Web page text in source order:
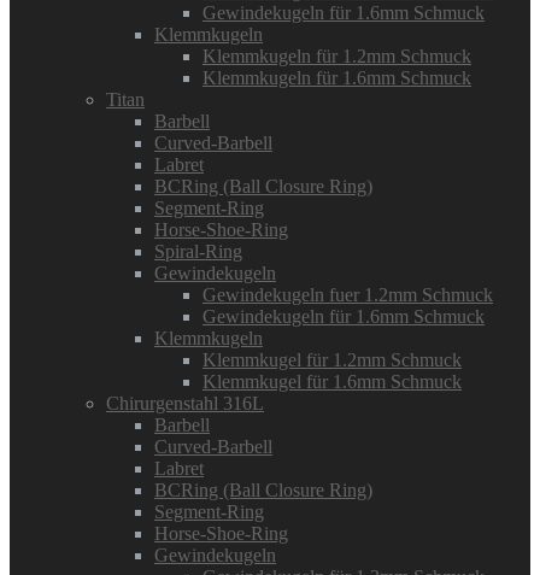
Gewindekugeln für 1.6mm Schmuck
Klemmkugeln
Klemmkugeln für 1.2mm Schmuck
Klemmkugeln für 1.6mm Schmuck
Titan
Barbell
Curved-Barbell
Labret
BCRing (Ball Closure Ring)
Segment-Ring
Horse-Shoe-Ring
Spiral-Ring
Gewindekugeln
Gewindekugeln fuer 1.2mm Schmuck
Gewindekugeln für 1.6mm Schmuck
Klemmkugeln
Klemmkugel für 1.2mm Schmuck
Klemmkugel für 1.6mm Schmuck
Chirurgenstahl 316L
Barbell
Curved-Barbell
Labret
BCRing (Ball Closure Ring)
Segment-Ring
Horse-Shoe-Ring
Gewindekugeln